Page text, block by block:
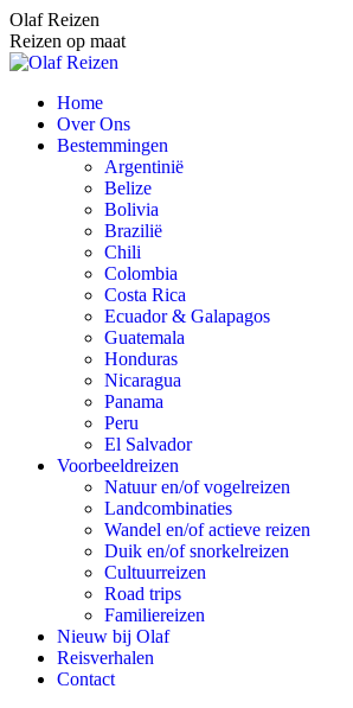
Spring
naar
content
Olaf Reizen
Reizen op maat
Home
Over Ons
Bestemmingen
Argentinië
Belize
Bolivia
Brazilië
Chili
Colombia
Costa Rica
Ecuador & Galapagos
Guatemala
Honduras
Nicaragua
Panama
Peru
El Salvador
Voorbeeldreizen
Natuur en/of vogelreizen
Landcombinaties
Wandel en/of actieve reizen
Duik en/of snorkelreizen
Cultuurreizen
Road trips
Familiereizen
Nieuw bij Olaf
Reisverhalen
Contact